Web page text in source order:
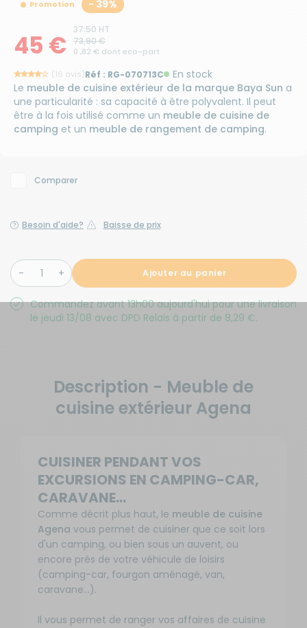
Promotion - 39%
45 €
37.50 HT
73,90 €
0 ,82 € dont eco-part
(16 avis)Réf : RG-070713C
En stock
Le meuble de cuisine extérieur de la marque Baya Sun a
une particularité : sa capacité à être polyvalent. Il peut
être à la fois utilisé comme un meuble de cuisine de
camping et un meuble de rangement de camping.
Comparer
Besoin d'aide? Baisse de prix
Ajouter au panier
Commandez avant 13h00 aujourd'hui pour une livraison
le jeudi 13/08 avec DPD Relais à partir de 8,29 €.
Description - Meuble de
cuisine extérieur Agena
CUISINER PENDANT VOS
EXCURSIONS EN CAMPING-CAR,
CARAVANE...
Comme décrit plus haut, le meuble de cuisine
Agena vous permet de cuisiner que ce soit lors
d'un camping, ou bien sous un auvent, ou
encore près de votre véhicule de loisirs
(camping-car, fourgon aménagé, van,
caravane...).
Il vous permet de ranger vos affaires de cuisine